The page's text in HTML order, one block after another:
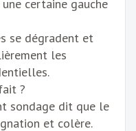
certaine gauche
se dégradent et
les
?
sondage dit que le
et colère.